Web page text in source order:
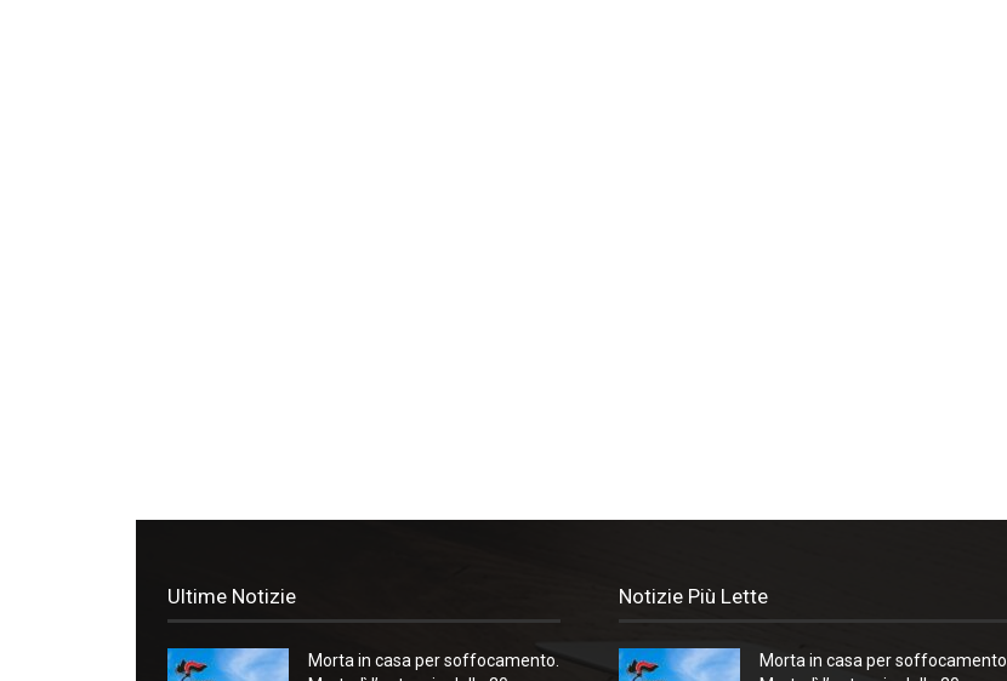
Ultime Notizie
Morta in casa per soffocamento.
Notizie Più Lette
Morta in casa per soffocamento.